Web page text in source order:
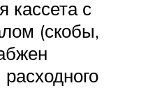
кассета с
(скобы,